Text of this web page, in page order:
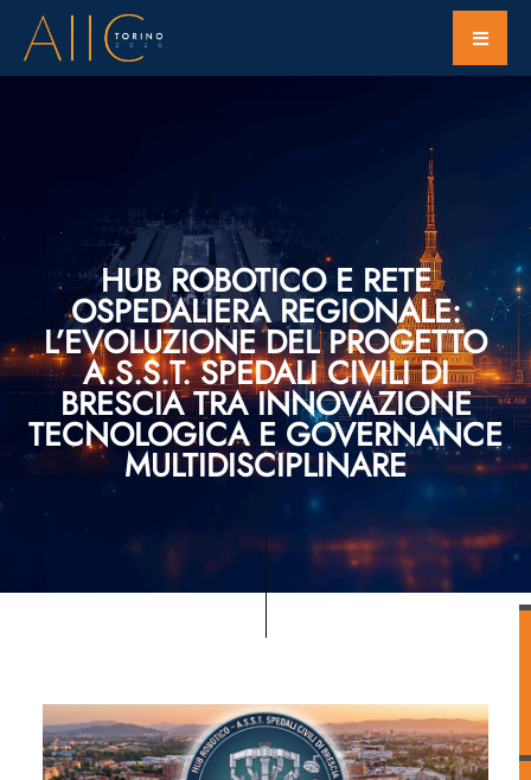
HUB ROBOTICO E RETE
OSPEDALIERA REGIONALE:
L’EVOLUZIONE DEL PROGETTO
A.S.S.T. SPEDALI CIVILI DI
BRESCIA TRA INNOVAZIONE
TECNOLOGICA E GOVERNANCE
MULTIDISCIPLINARE